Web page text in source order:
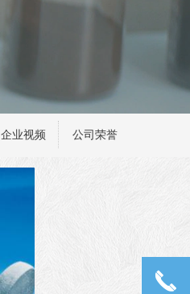
企业视频 公司荣誉
끅